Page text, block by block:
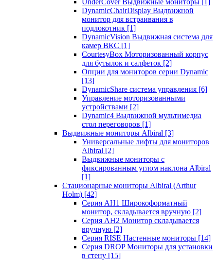
UnderCover Выдвижные мониторы [1]
DynamicChairDisplay Выдвижной
монитор для встраивания в
подлокотник [1]
DynamicVision Выдвижная система для
камер ВКС [1]
CourtesyBox Моторизованный корпус
для бутылок и салфеток [2]
Опции для мониторов серии Dynamic
[13]
DynamicShare система управления [6]
Управление моторизованными
устройствами [2]
Dynamic4 Выдвижной мультимедиа
стол переговоров [1]
Выдвижные мониторы Albiral [3]
Универсальные лифты для мониторов
Albiral [2]
Выдвижные мониторы с
фиксированным углом наклона Albiral
[1]
Стационарные мониторы Albiral (Arthur
Holm) [42]
Серия AH1 Широкоформатный
монитор, складывается вручную [2]
Серия AH2 Монитор складывается
вручную [2]
Серия RISE Настенные мониторы [14]
Серия DROP Мониторы для установки
в стену [15]